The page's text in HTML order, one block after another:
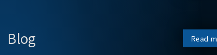
Blog Read